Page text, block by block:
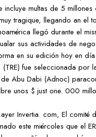
incluye multas de 5
tragique, llegando an el
llegó durante el
sus actividades de
en su edición hoy en
(TRE) fue seleccionada por
Abu Dabi (Adnoc)
unos $ just one. 000
Invertia. com, El comité
este miércoles que el